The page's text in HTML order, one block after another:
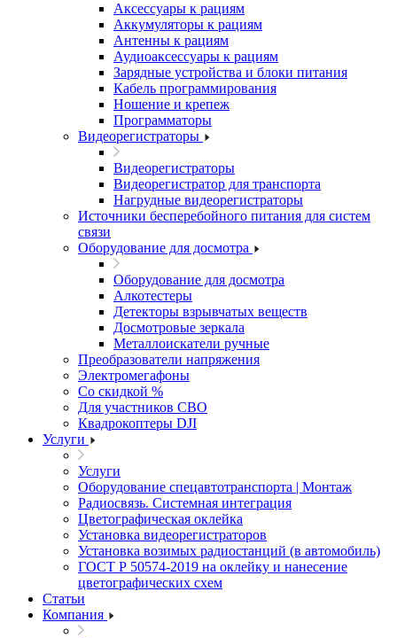
Аксессуары к рациям
Аккумуляторы к рациям
Антенны к рациям
Аудиоаксессуары к рациям
Зарядные устройства и блоки питания
Кабель программирования
Ношение и крепеж
Программаторы
Видеорегистраторы
Видеорегистраторы
Видеорегистратор для транспорта
Нагрудные видеорегистраторы
Источники бесперебойного питания для систем
связи
Оборудование для досмотра
Оборудование для досмотра
Алкотестеры
Детекторы взрывчатых веществ
Досмотровые зеркала
Металлоискатели ручные
Преобразователи напряжения
Электромегафоны
Со скидкой %
Для участников СВО
Квадрокоптеры DJI
Услуги
Услуги
Оборудование спецавтотранспорта | Монтаж
Радиосвязь. Системная интеграция
Цветографическая оклейка
Установка видеорегистраторов
Установка возимых радиостанций (в автомобиль)
ГОСТ Р 50574-2019 на оклейку и нанесение
цветографических схем
Статьи
Компания